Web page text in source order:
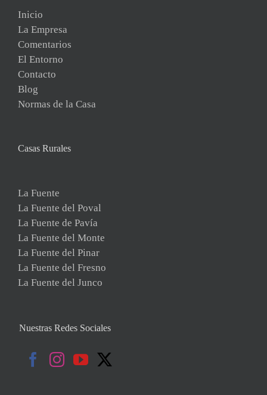
Inicio
La Empresa
Comentarios
El Entorno
Contacto
Blog
Normas de la Casa
Casas Rurales
La Fuente
La Fuente del Poval
La Fuente de Pavía
La Fuente del Monte
La Fuente del Pinar
La Fuente del Fresno
La Fuente del Junco
Nuestras Redes Sociales